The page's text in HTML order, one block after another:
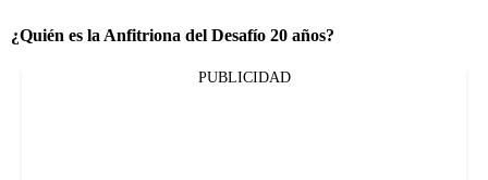
¿Quién es la Anfitriona del Desafío 20 años?
PUBLICIDAD